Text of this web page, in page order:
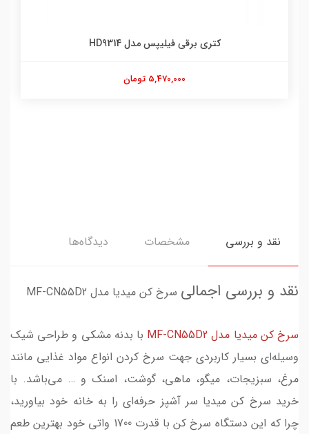
کتری برقی فیلیپس مدل HD9314
5,470,000 تومان
نقد و بررسی مشخصات دیدگاه‌ها
نقد و بررسی اجمالی سرخ کن میدیا مدل MF-CN55D2
سرخ کن میدیا مدل MF-CN55D2
با بدنه مشکی و طراحی شیک
وسیله‌ای بسیار کاربردی جهت سرخ کردن انواع مواد غذایی مانند
مرغ، سبزیجات، میگو، ماهی، گوشت، اسنک و … می‌باشد. با
خرید سرخ کن میدیا سر آشپز حرفه‌ای را به خانه خود بیاورید،
چرا که این دستگاه سرخ کن با قدرت 1700 واتی خود بهترین طعم